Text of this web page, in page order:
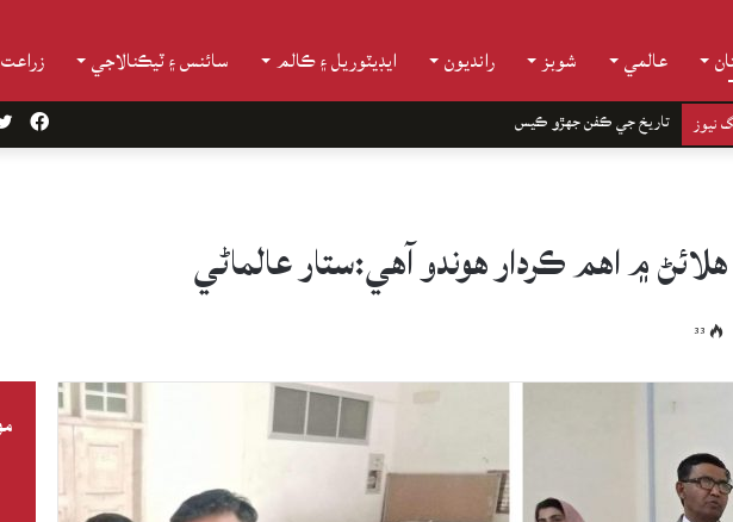
عالمي شوبز رانديون ايڊيٽوريل ۽ ڪالم سائنس ۽ ٽيڪنالاجي
نيوز تاريخ جي ڪفن جھڙو ڪيس
۾ اهم ڪردار هوندو آهي:ستار عالماڻي
33